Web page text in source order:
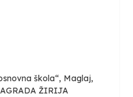
škola“, Maglaj,
ŽIRIJA